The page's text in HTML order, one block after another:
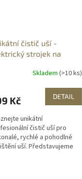
čistič uší -
strojek na
Skladem (>10 ks)
Kč DETAIL
unikátní
čistič uší pro
rychlé a pohodlné
uší. Představujeme